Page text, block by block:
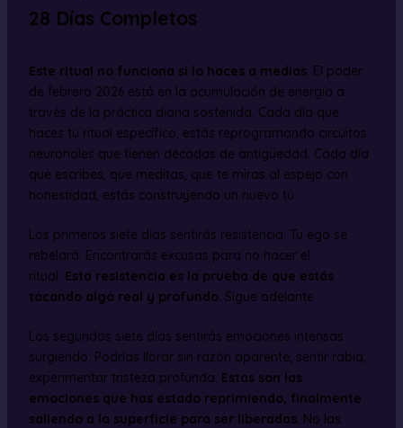
28 Días Completos
Este ritual no funciona si lo haces a medias. El poder
de febrero 2026 está en la acumulación de energía a
través de la práctica diaria sostenida. Cada día que
haces tu ritual específico, estás reprogramando circuitos
neuronales que tienen décadas de antigüedad. Cada día
que escribes, que meditas, que te miras al espejo con
honestidad, estás construyendo un nuevo tú.
Los primeros siete días sentirás resistencia. Tu ego se
rebelará. Encontrarás excusas para no hacer el
ritual. Esta resistencia es la prueba de que estás
tocando algo real y profundo. Sigue adelante.
Los segundos siete días sentirás emociones intensas
surgiendo. Podrías llorar sin razón aparente, sentir rabia,
experimentar tristeza profunda. Estas son las
emociones que has estado reprimiendo, finalmente
saliendo a la superficie para ser liberadas. No las